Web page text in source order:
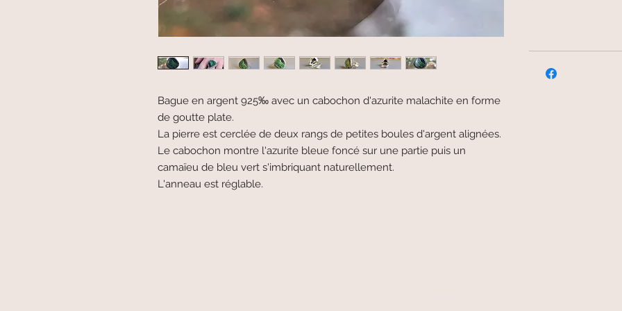
Bague en argent 925‰ avec un cabochon d'azurite malachite en forme
de goutte plate.
La pierre est cerclée de deux rangs de petites boules d'argent alignées.
Le cabochon montre l'azurite bleue foncé sur une partie puis un
camaïeu de bleu vert s'imbriquant naturellement.
L'anneau est réglable.